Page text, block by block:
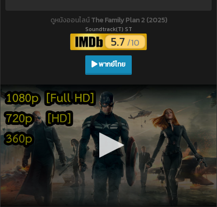
ดูหนังออนไลน์The Family Plan 2 (2025)
Soundtrack(T) ST
5.7 /10
พากย์ไทย